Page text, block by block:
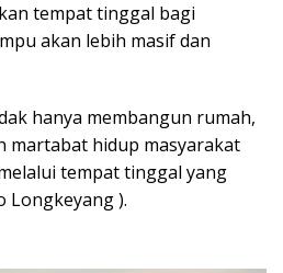
tempat tinggal bagi
akan lebih masif dan
hanya membangun rumah,
martabat hidup masyarakat
tempat tinggal yang
Longkeyang ).